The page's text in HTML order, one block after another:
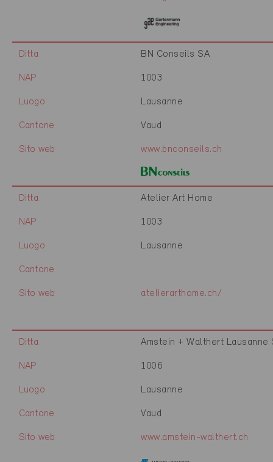
Ditta BN Conseils SA
NAP 1003
Luogo Lausanne
Cantone Vaud
Sito web www.bnconseils.ch
Ditta Atelier Art Home
NAP 1003
Luogo Lausanne
Cantone
Sito web atelierarthome.ch/
Ditta Amstein + Walthert Lausanne
NAP 1006
Luogo Lausanne
Cantone Vaud
Sito web www.amstein-walthert.ch